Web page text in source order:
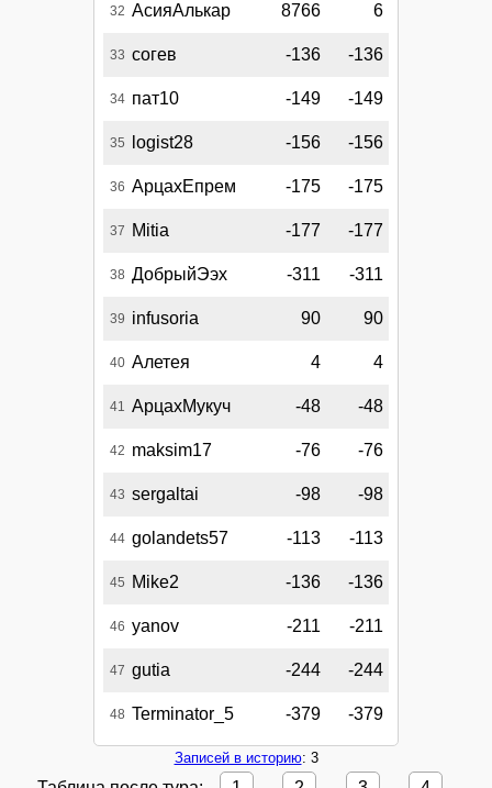
32 АсияАлькар 8766 6
33 согев -136 -136
34 пат10 -149 -149
35 logist28 -156 -156
36 АрцахЕпрем -175 -175
37 Mitia -177 -177
38 ДобрыйЭэх -311 -311
39 infusoria 90 90
40 Алетея 4 4
41 АрцахМукуч -48 -48
42 maksim17 -76 -76
43 sergaltai -98 -98
44 golandets57 -113 -113
45 Mike2 -136 -136
46 yanov -211 -211
47 gutia -244 -244
48 Terminator_5 -379 -379
Записей в историю: 3